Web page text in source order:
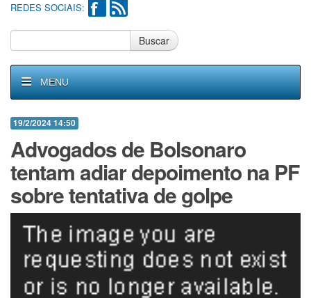
REDES SOCIAIS:
Buscar
MENU
19/2/2024 14:50
Advogados de Bolsonaro
tentam adiar depoimento na PF
sobre tentativa de golpe